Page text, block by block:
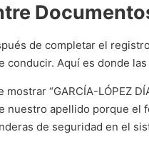
de completar el
conducir. Aquí es donde
“GARCÍA-LÓPEZ
apellido porque el
de seguridad en el